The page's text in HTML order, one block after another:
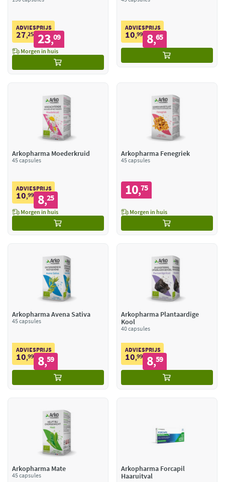
ADVIESPRIJS
27,25 23,09
Morgen in huis
ADVIESPRIJS
10,99 8,65
Arkopharma Moederkruid
45 capsules
ADVIESPRIJS
10,99 8,25
Morgen in huis
Arkopharma Fenegriek
45 capsules
10,75
Morgen in huis
Arkopharma Avena Sativa
45 capsules
ADVIESPRIJS
10,99 8,59
Arkopharma Plantaardige
Kool
40 capsules
ADVIESPRIJS
10,99 8,59
Arkopharma Mate
45 capsules
Arkopharma Forcapil
Haaruitval